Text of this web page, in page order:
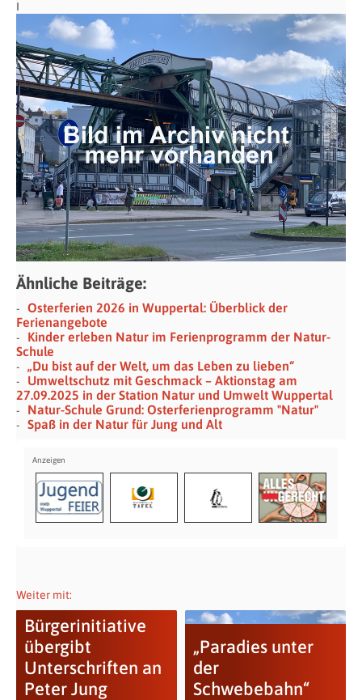
I
Ähnliche Beiträge:
Osterferien 2026 in Wuppertal: Überblick der
Ferienangebote
Kinder erleben Natur im Ferienprogramm der Natur-
Schule
„Du bist auf der Welt, um das Leben zu lieben“
Umweltschutz mit Geschmack – Aktionstag am
27.09.2025 in der Station Natur und Umwelt Wuppertal
Natur-Schule Grund: Osterferienprogramm "Natur"
Spaß in der Natur für Jung und Alt
Weiter mit:
Bürgerinitiative
übergibt
Unterschriften an
Peter Jung
„Paradies unter
der
Schwebebahn“